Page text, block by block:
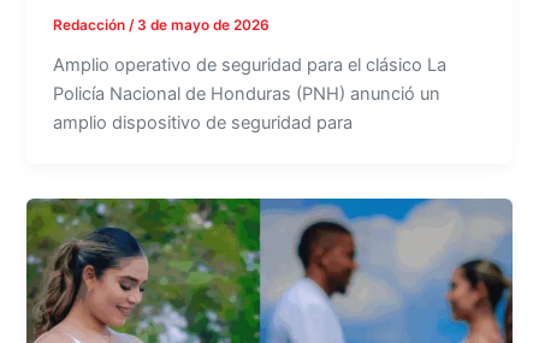
Redacción/ 3 de mayo de 2026
Amplio operativo de seguridad para el clásico La
Policía Nacional de Honduras (PNH) anunció un
amplio dispositivo de seguridad para